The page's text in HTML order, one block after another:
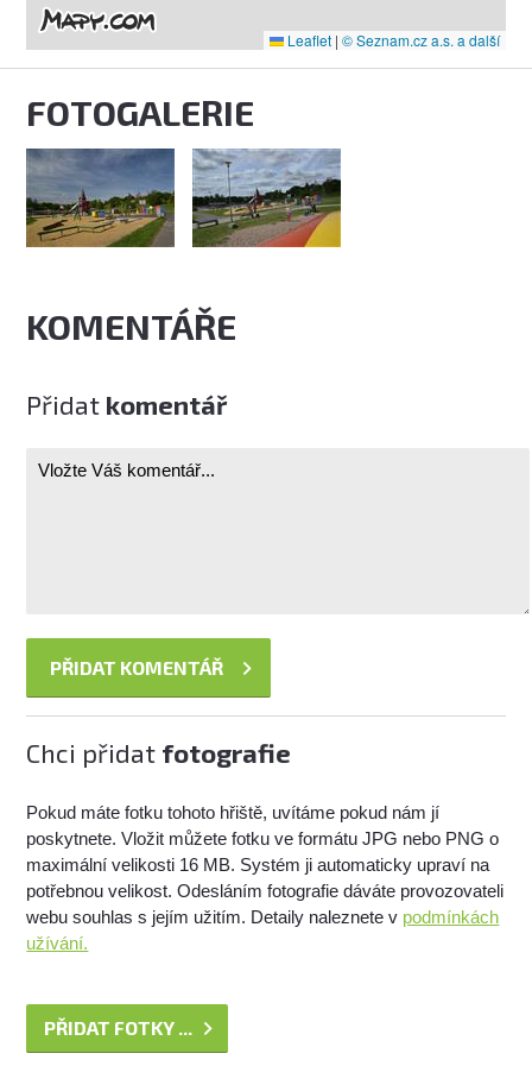
Leaflet | © Seznam.cz a.s. a další
FOTOGALERIE
KOMENTÁŘE
Přidat komentář
Chci přidat fotografie
Pokud máte fotku tohoto hřiště, uvítáme pokud nám jí
poskytnete. Vložit můžete fotku ve formátu JPG nebo PNG o
maximální velikosti 16 MB. Systém ji automaticky upraví na
potřebnou velikost. Odesláním fotografie dáváte provozovateli
webu souhlas s jejím užitím. Detaily naleznete v podmínkách
užívání.
PŘIDAT FOTKY ...